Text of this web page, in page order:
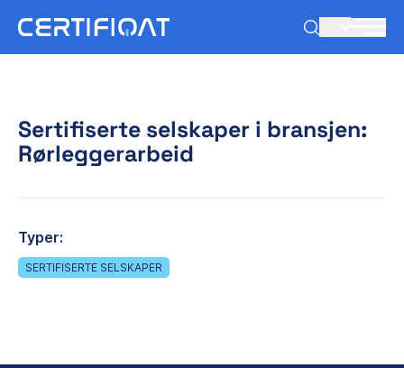
Sertifiserte selskaper i bransjen:
Rørleggerarbeid
Typer:
SERTIFISERTE SELSKAPER